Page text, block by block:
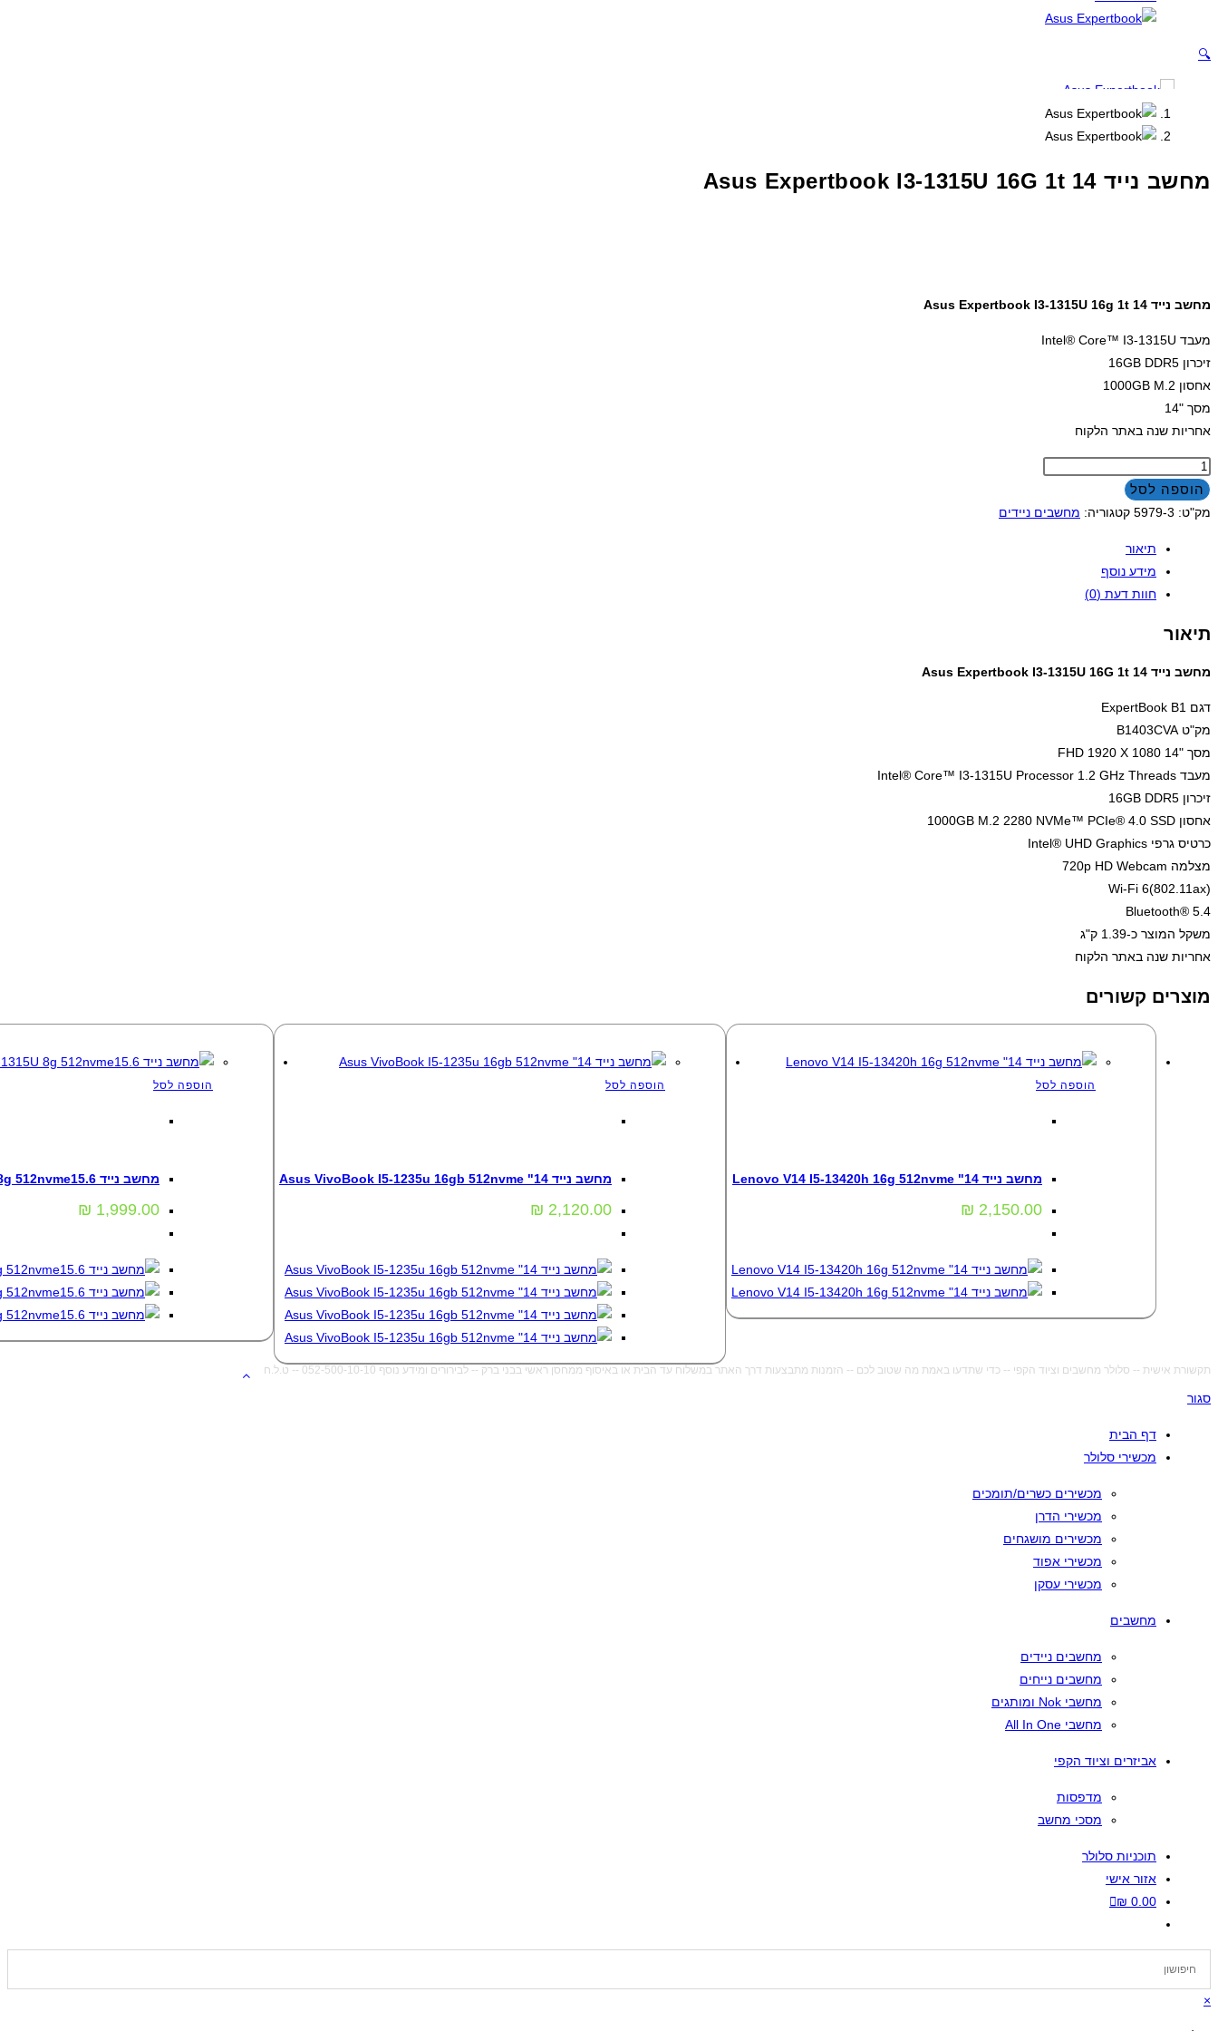
🔍
מחשב נייד Asus Expertbook I3-1315U 16G 1t 14
מחשב נייד Asus Expertbook I3-1315U 16g 1t 14
מעבד Intel® Core™ I3-1315U
זיכרון 16GB DDR5
אחסון 1000GB M.2
מסך "14
אחריות שנה באתר הלקוח
כמות
של
מחשב
Expertbook
1t
הוספה לסל
מק"ט: 5979-3 קטגוריה: מחשבים ניידים
תיאור
מידע נוסף
חוות דעת (0)
תיאור
מחשב נייד Asus Expertbook I3-1315U 16G 1t 14
דגם ExpertBook B1
מק"ט B1403CVA
מסך "14 FHD 1920 X 1080
מעבד Intel® Core™ I3-1315U Processor 1.2 GHz Threads
זיכרון 16GB DDR5
אחסון 1000GB M.2 2280 NVMe™ PCIe® 4.0 SSD
כרטיס גרפי Intel® UHD Graphics
מצלמה 720p HD Webcam
Wi-Fi 6(802.11ax)
Bluetooth® 5.4
משקל המוצר כ-1.39 ק"ג
אחריות שנה באתר הלקוח
מוצרים קשורים
הוספה לסל
מחשב נייד Lenovo V14 I5-13420h 16g 512nvme "14
₪ 2,150.00
הוספה לסל
מחשב נייד Asus VivoBook I5-1235u 16gb 512nvme "14
₪ 2,120.00
הוספה לסל
מחשב נייד Asus VivoBook I3-1315U 8g 512nvme15.6
₪ 1,999.00
תקשורת אישית -- סלולר מחשבים וציוד הקפי -- כדי שתדעו באמת מה שטוב לכם -- הזמנות מתבצעות דרך האתר במשלוח עד הבית או באיסוף ממחסן ראשי בבני ברק -- לבירורים ומידע נוסף 052-500-10-10 -- ט.ל.ח
סגור
דף הבית
מכשירי סלולר
מכשירים כשרים/תומכים
מכשירי הדרן
מכשירים מושגחים
מכשירי אפוד
מכשירי עסקן
מחשבים
מחשבים ניידים
מחשבים נייחים
מחשבי Nok ומותגים
מחשבי All In One
אביזרים וציוד הקפי
מדפסות
מסכי מחשב
תוכניות סלולר
אזור אישי
₪ 0.00
×